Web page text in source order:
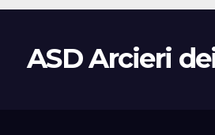
ASD Arcieri